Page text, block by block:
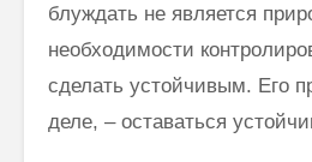
блуждать не является
необходимости
сделать устойчивым. Его
деле, – оставаться